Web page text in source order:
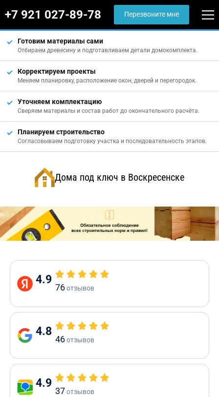
+7 921 027-89-78 Перезвоните мне
Готовим материалы сами
Отбираем древесину и подготавливаем детали домокомплекта.
Корректируем проекты
Меняем планировку, расположение окон, дверей и перегородок.
Уточняем комплектацию
Сверяем материалы и состав работ до окончательного расчёта.
Планируем строительство
Согласовываем подготовку участка и последовательность этапов.
Дома под ключ в Воскресенске
4.9
76отзывов
4.8
46отзывов
4.9
37отзывов